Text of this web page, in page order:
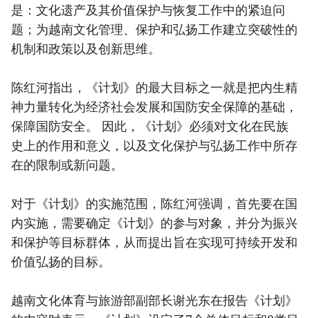
是：文化遗产及其价值保护与恢复工作中的紧迫问
题；为越南文化管理、保护和弘扬工作建立突破性的
机制和政策以及创新思维。
陈红河指出，《计划》的最大目标之一就是把内生精
神力量转化为经济社会发展和国防安全保障的基础，
保障国防安全。 因此，《计划》必须对文化在民族
史上的作用和意义，以及文化保护与弘扬工作中所存
在的限制或新问题。
对于《计划》的实施范围，陈红河强调，首先要在国
内实施，需要确定《计划》的参与对象，并分为振兴
和保护等目标群体，从而提出旨在实现可持续开发和
价值弘扬的目标。
越南文化体育与旅游部副部长谢光东在报告《计划》